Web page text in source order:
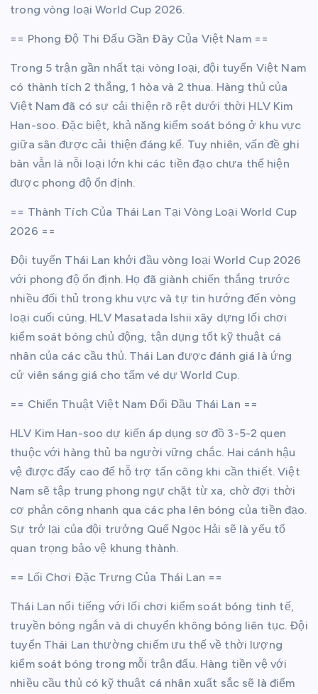
trong vòng loại World Cup 2026.
== Phong Độ Thi Đấu Gần Đây Của Việt Nam ==
Trong 5 trận gần nhất tại vòng loại, đội tuyển Việt Nam
có thành tích 2 thắng, 1 hòa và 2 thua. Hàng thủ của
Việt Nam đã có sự cải thiện rõ rệt dưới thời HLV Kim
Han-soo. Đặc biệt, khả năng kiểm soát bóng ở khu vực
giữa sân được cải thiện đáng kể. Tuy nhiên, vấn đề ghi
bàn vẫn là nỗi loại lớn khi các tiền đạo chưa thể hiện
được phong độ ổn định.
== Thành Tích Của Thái Lan Tại Vòng Loại World Cup
2026 ==
Đội tuyển Thái Lan khởi đầu vòng loại World Cup 2026
với phong độ ổn định. Họ đã giành chiến thắng trước
nhiều đối thủ trong khu vực và tự tin hướng đến vòng
loại cuối cùng. HLV Masatada Ishii xây dựng lối chơi
kiểm soát bóng chủ động, tận dụng tốt kỹ thuật cá
nhân của các cầu thủ. Thái Lan được đánh giá là ứng
cử viên sáng giá cho tấm vé dự World Cup.
== Chiến Thuật Việt Nam Đối Đầu Thái Lan ==
HLV Kim Han-soo dự kiến áp dụng sơ đồ 3-5-2 quen
thuộc với hàng thủ ba người vững chắc. Hai cánh hậu
vệ được đẩy cao để hỗ trợ tấn công khi cần thiết. Việt
Nam sẽ tập trung phong ngự chặt từ xa, chờ đợi thời
cơ phản công nhanh qua các pha lên bóng của tiền đạo.
Sự trở lại của đội trưởng Quế Ngọc Hải sẽ là yếu tố
quan trọng bảo vệ khung thành.
== Lối Chơi Đặc Trưng Của Thái Lan ==
Thái Lan nổi tiếng với lối chơi kiểm soát bóng tinh tế,
truyền bóng ngắn và di chuyển không bóng liên tục. Đội
tuyển Thái Lan thường chiếm ưu thế về thời lượng
kiểm soát bóng trong mỗi trận đấu. Hàng tiền vệ với
nhiều cầu thủ có kỹ thuật cá nhân xuất sắc sẽ là điểm